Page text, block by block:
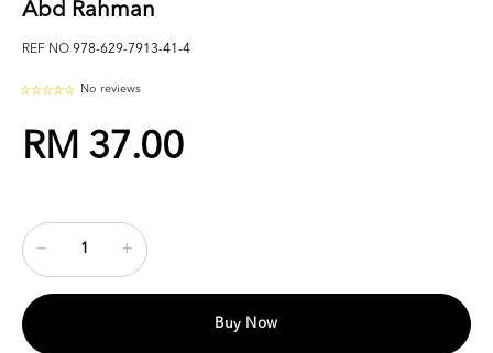
Abd Rahman
REF NO 978-629-7913-41-4
No reviews
RM 37.00
Buy Now